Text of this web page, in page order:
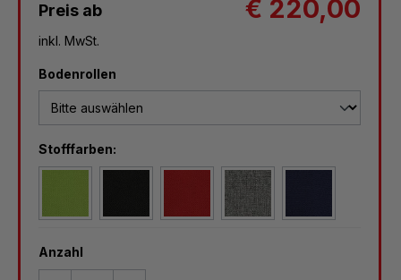
Preis ab € 220,00
inkl. MwSt.
Bodenrollen
Stofffarbenauswählen
:
G20 Stoff schwarz
G21 Stoff rotG23 Stoff grau
Anzahl